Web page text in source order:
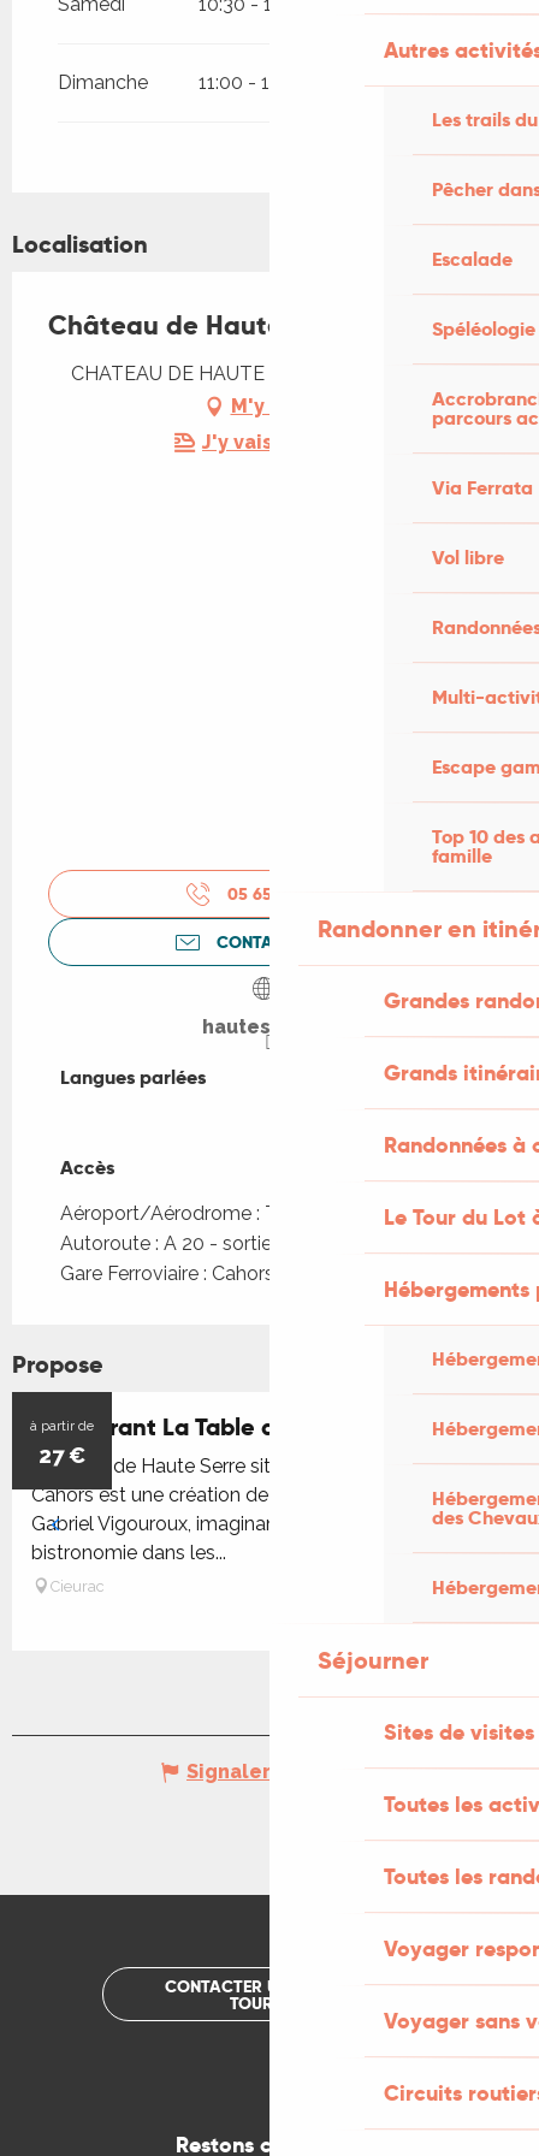
Autres
Les trails
Pêcher
Escalade
Spéléologie
parcours
Via Ferrata
Vol libre
Multi-
Escape
Top 10 des
famille
Randonner en
Grandes
Grands
Randonnées
Le Tour du Lot
des
Séjourner
Sites de visites
Toutes les
Toutes les
Voyager
Voyager sans
Circuits
Dimanche 11:00 - 17:00
Localisation
Château de Haute Serre
CHATEAU DE HAUTE SERRE, 46230 Cieurac
M'y rendre
J'y vais en train !
05 65 20 80
CONTACTEZ-NOUS
hauteserre.fr
Langues parlées
Langues parlées
Accès
Accès
Aéroport/Aérodrome : Toulouse à 104km
Autoroute : A 20 - sortie 58 à 29km
Gare Ferroviaire : Cahors à 15km
Propose
à partir de
27€
Restaurant La Table de Haute-Serre
La Table de Haute Serre situé à Cieurac tout près de
Cahors est une création de Christine et Bertrand-
Gabriel Vigouroux, imaginant un concept inédit de
bistronomie dans les...
Cieurac
Signaler une erreur
CONTACTER UN OFFICE DE
TOURISME
Restons connectés